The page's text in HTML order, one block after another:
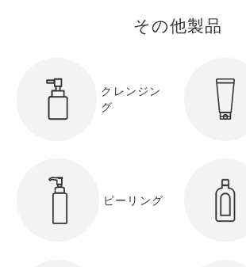
その他製品
クレンジン
グ
ピーリング